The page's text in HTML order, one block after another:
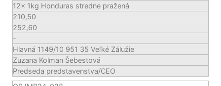
12x 1kg Honduras stredne pražená
210,50
252,60
-
Hlavná 1149/10 951 35 Veľké Zálužie
Zuzana Kolman Šebestová
Predseda predstavenstva/CEO